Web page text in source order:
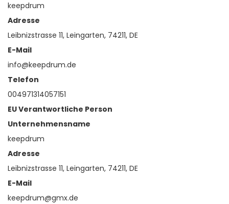
keepdrum
Adresse
Leibnizstrasse 11, Leingarten, 74211, DE
E-Mail
info@keepdrum.de
Telefon
004971314057151
EU Verantwortliche Person
Unternehmensname
keepdrum
Adresse
Leibnizstrasse 11, Leingarten, 74211, DE
E-Mail
keepdrum@gmx.de